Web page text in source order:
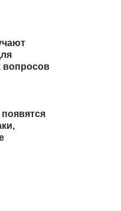
вопросов